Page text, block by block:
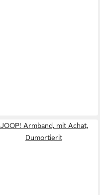
JOOP! Armband, mit Achat,
Dumortierit